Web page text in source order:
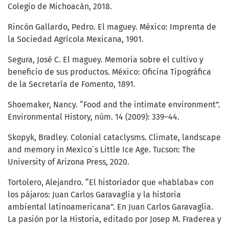
Colegio de Michoacán, 2018.
Rincón Gallardo, Pedro. El maguey. México: Imprenta de
la Sociedad Agrícola Mexicana, 1901.
Segura, José C. El maguey. Memoria sobre el cultivo y
beneficio de sus productos. México: Oficina Tipográfica
de la Secretaría de Fomento, 1891.
Shoemaker, Nancy. “Food and the intimate environment”.
Environmental History, núm. 14 (2009): 339–44.
Skopyk, Bradley. Colonial cataclysms. Climate, landscape
and memory in Mexico´s Little Ice Age. Tucson: The
University of Arizona Press, 2020.
Tortolero, Alejandro. “El historiador que «hablaba» con
los pájaros: Juan Carlos Garavaglia y la historia
ambiental latinoamericana”. En Juan Carlos Garavaglia.
La pasión por la Historia, editado por Josep M. Fraderea y